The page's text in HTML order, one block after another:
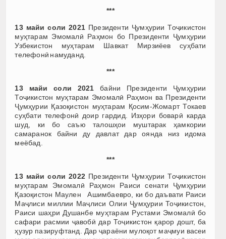
***
13 майи соли 2021 Президенти Ҷумҳурии Тоҷикистон
муҳтарам Эмомалӣ Раҳмон бо Президенти Ҷумҳурии
Узбекистон муҳтарам Шавкат Мирзиёев суҳбати
телефонӣ намуданд.
***
13 майи соли 2021 байни Президенти Ҷумҳурии
Тоҷикистон муҳтарам Эмомалӣ Раҳмон ва Президенти
Ҷумҳурии Қазоқистон муҳтарам Қосим-Жомарт Токаев
суҳбати телефонӣ доир гардид. Изҳори боварӣ карда
шуд, ки бо саъю талошҳои муштарак ҳамкории
самаранок байни ду давлат дар оянда низ идома
меёбад.
***
13 майи соли 2022 Президенти Ҷумҳурии Тоҷикистон
муҳтарам Эмомалӣ Раҳмон Раиси сенати Ҷумҳурии
Қазоқистон Маулен Ашимбаевро, ки бо даъвати Раиси
Маҷлиси миллии Маҷлиси Олии Ҷумҳурии Тоҷикистон,
Раиси шаҳри Душанбе муҳтарам Рустами Эмомалӣ бо
сафари расмии ҷавобӣ дар Тоҷикистон қарор дошт, ба
ҳузур пазируфтанд. Дар ҷараёни мулоқот маҷмуи васеи